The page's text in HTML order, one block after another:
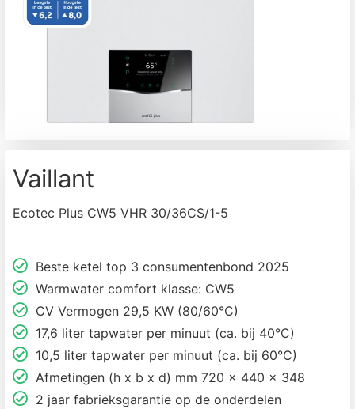
Vaillant
Ecotec Plus CW5 VHR 30/36CS/1-5
Beste ketel top 3 consumentenbond 2025
Warmwater comfort klasse: CW5
CV Vermogen 29,5 KW (80/60°C)
17,6 liter tapwater per minuut (ca. bij 40°C)
10,5 liter tapwater per minuut (ca. bij 60°C)
Afmetingen (h x b x d) mm 720 x 440 x 348
2 jaar fabrieksgarantie op de onderdelen